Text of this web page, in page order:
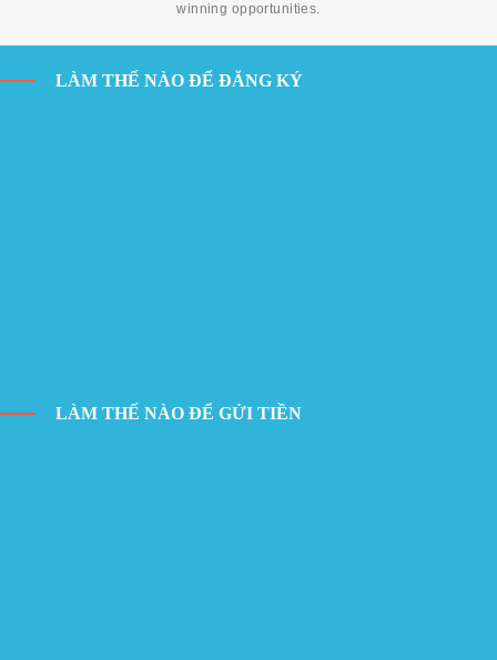
winning opportunities.
LÀM THẾ NÀO ĐỂ ĐĂNG KÝ
LÀM THẾ NÀO ĐỂ GỬI TIỀN